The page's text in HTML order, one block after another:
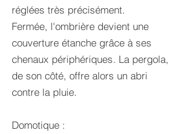
réglées très précisément.
Fermée, l'ombrière devient une
couverture étanche grâce à ses
chenaux périphériques. La pergola,
de son côté, offre alors un abri
contre la pluie.
Domotique :